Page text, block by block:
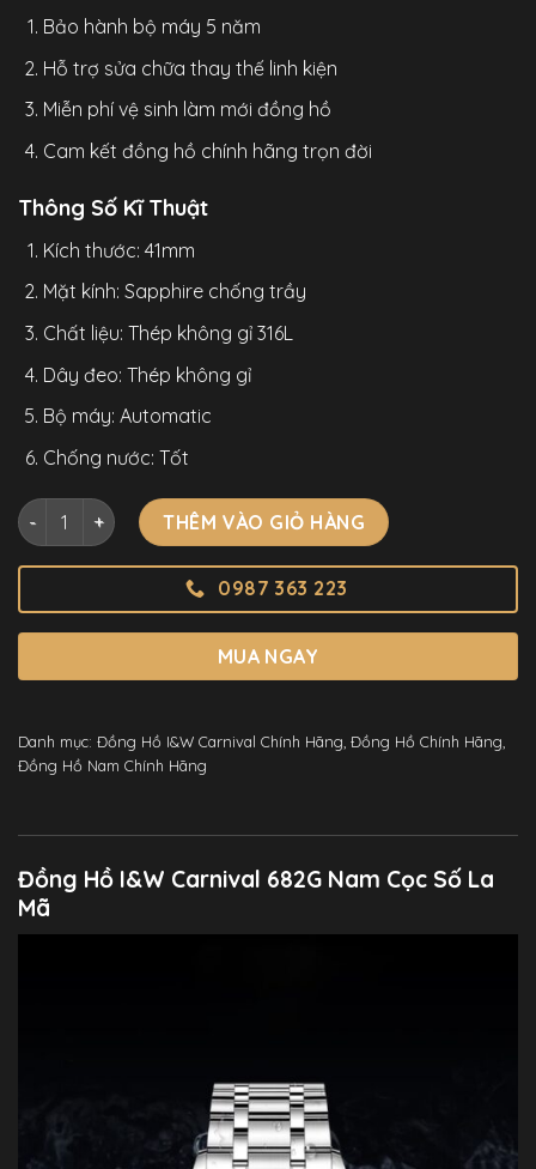
Bảo hành bộ máy 5 năm
Hỗ trợ sửa chữa thay thế linh kiện
Miễn phí vệ sinh làm mới đồng hồ
Cam kết đồng hồ chính hãng trọn đời
Thông Số Kĩ Thuật
Kích thước: 41mm
Mặt kính: Sapphire chống trầy
Chất liệu: Thép không gỉ 316L
Dây đeo: Thép không gỉ
Bộ máy: Automatic
Chống nước: Tốt
Đồng Hồ I&W Carnival 682G Nam Cọc Số La Mã Chính Hãng
THÊM VÀO GIỎ HÀNG
0987 363 223
MUA NGAY
Danh mục: Đồng Hồ I&W Carnival Chính Hãng, Đồng Hồ Chính Hãng,
Đồng Hồ Nam Chính Hãng
Đồng Hồ I&W Carnival 682G Nam Cọc Số La
Mã